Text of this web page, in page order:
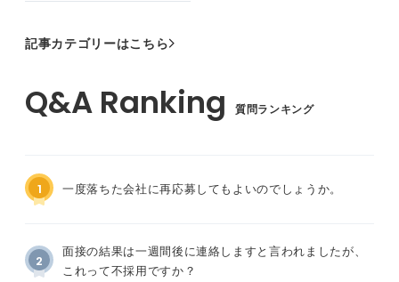
記事カテゴリーはこちら
質問ランキング
1 一度落ちた会社に再応募してもよいのでしょうか。
2
面接の結果は一週間後に連絡しますと言われましたが、
これって不採用ですか？